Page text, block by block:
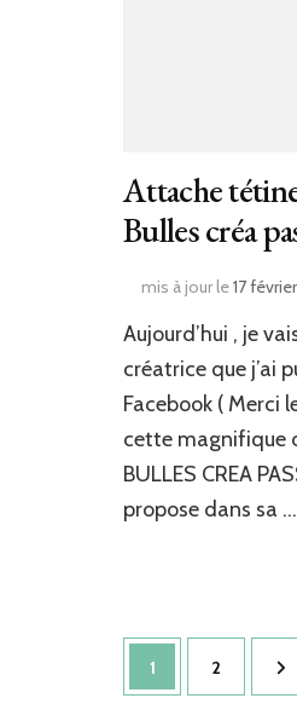
Attache
Bulles créa
mis à jour le17
Aujourd’hui , je
créatrice que j’ai
Facebook ( Merci
cette magnifique
BULLES CREA
propose dans sa …
Pagination
des
Page
1 Page
2